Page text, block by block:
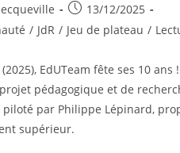
Publication
publiée :
13/12/2025
/ JdR / Jeu de plateau /
EdUTeam fête ses 10
pédagogique et de
piloté par Philippe Lépinard,
supérieur.